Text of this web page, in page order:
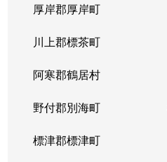
厚岸郡厚岸町
川上郡標茶町
阿寒郡鶴居村
野付郡別海町
標津郡標津町